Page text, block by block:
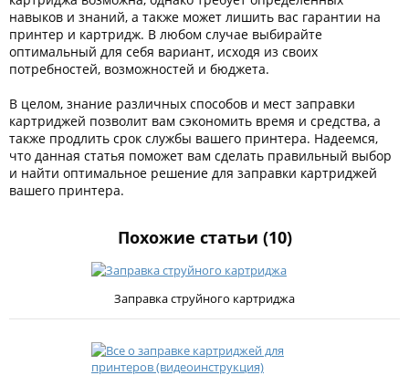
навыков и знаний, а также может лишить вас гарантии на
принтер и картридж. В любом случае выбирайте
оптимальный для себя вариант, исходя из своих
потребностей, возможностей и бюджета.
В целом, знание различных способов и мест заправки
картриджей позволит вам сэкономить время и средства, а
также продлить срок службы вашего принтера. Надеемся,
что данная статья поможет вам сделать правильный выбор
и найти оптимальное решение для заправки картриджей
вашего принтера.
Похожие статьи (10)
Заправка струйного картриджа